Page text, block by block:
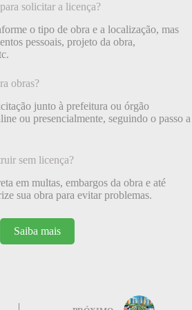
solicitar a licença?
o tipo de obra e a localização, mas
pessoais, projeto da obra,
obras?
junto à prefeitura ou órgão
ou presencialmente, seguindo o passo a
sem licença?
em multas, embargos da obra e até
sua obra para evitar problemas.
Saiba mais